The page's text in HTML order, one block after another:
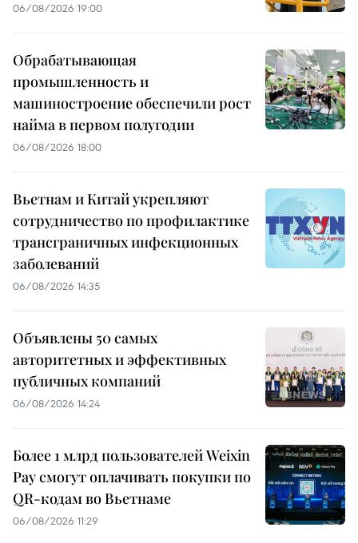
06/08/2026 19:00
Обрабатывающая
промышленность и
машиностроение обеспечили рост
найма в первом полугодии
06/08/2026 18:00
Вьетнам и Китай укрепляют
сотрудничество по профилактике
трансграничных инфекционных
заболеваний
06/08/2026 14:35
Объявлены 50 самых
авторитетных и эффективных
публичных компаний
06/08/2026 14:24
Более 1 млрд пользователей Weixin
Pay смогут оплачивать покупки по
QR-кодам во Вьетнаме
06/08/2026 11:29